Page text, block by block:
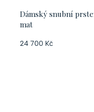
Dámský snubní
mat
24 700 Kč